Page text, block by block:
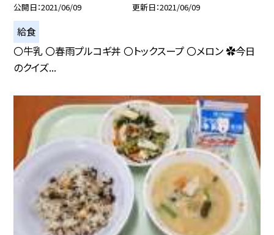
公開日 2021/06/09 更新日 2021/06/09
給食
〇牛乳 〇春雨プルコギ丼 〇トックスープ 〇メロン ✿今日
のクイズ...